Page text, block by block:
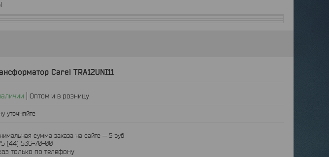
Carel TRA12UNI11
Оптом и в розницу
уточняйте
сумма заказа на сайте — 5 руб
(44) 536-70-00
только по телефону